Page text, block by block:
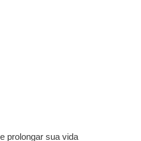
prolongar sua vida